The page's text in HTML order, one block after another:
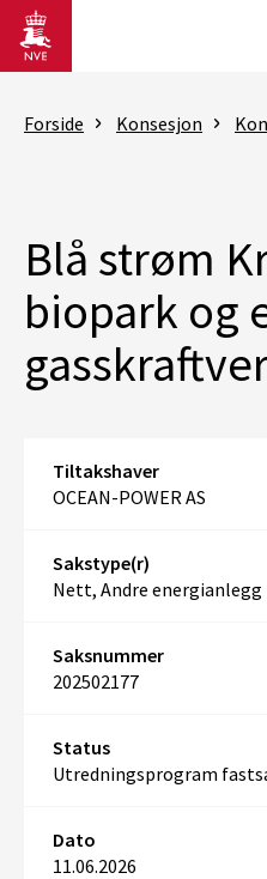
Gå til hovedinnhold
Forside Konsesjon
Blå strøm
biopark og
Tiltakshaver
OCEAN-POWER AS
Sakstype(r)
Nett, Andre energianlegg
Saksnummer
202502177
Status
Utredningsprogram
Dato
11.06.2026